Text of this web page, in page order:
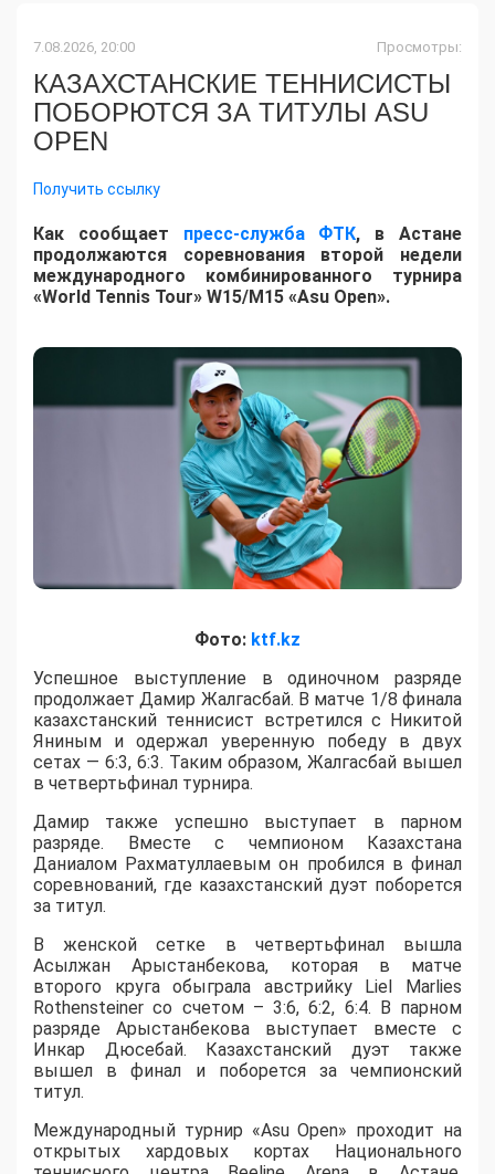
7.08.2026, 20:00 Просмотры:
КАЗАХСТАНСКИЕ ТЕННИСИСТЫ
ПОБОРЮТСЯ ЗА ТИТУЛЫ ASU
OPEN
Получить ссылку
Как сообщает пресс-служба ФТК, в Астане
продолжаются соревнования второй недели
международного комбинированного турнира
«World Tennis Tour» W15/M15 «Asu Open».
Фото: ktf.kz
Успешное выступление в одиночном разряде
продолжает Дамир Жалгасбай. В матче 1/8 финала
казахстанский теннисист встретился с Никитой
Яниным и одержал уверенную победу в двух
сетах — 6:3, 6:3. Таким образом, Жалгасбай вышел
в четвертьфинал турнира.
Дамир также успешно выступает в парном
разряде. Вместе с чемпионом Казахстана
Даниалом Рахматуллаевым он пробился в финал
соревнований, где казахстанский дуэт поборется
за титул.
В женской сетке в четвертьфинал вышла
Асылжан Арыстанбекова, которая в матче
второго круга обыграла австрийку Liel Marlies
Rothensteiner со счетом – 3:6, 6:2, 6:4. В парном
разряде Арыстанбекова выступает вместе с
Инкар Дюсебай. Казахстанский дуэт также
вышел в финал и поборется за чемпионский
титул.
Международный турнир «Asu Open» проходит на
открытых хардовых кортах Национального